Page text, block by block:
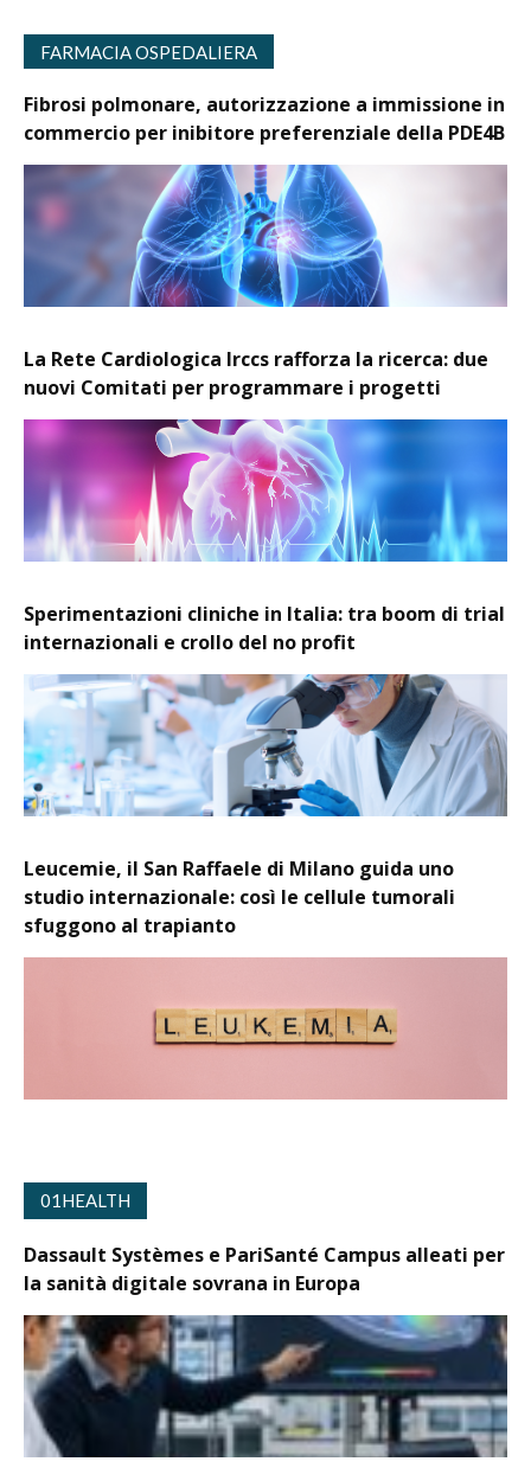
FARMACIA OSPEDALIERA
Fibrosi polmonare, autorizzazione a immissione in
commercio per inibitore preferenziale della PDE4B
La Rete Cardiologica Irccs rafforza la ricerca: due
nuovi Comitati per programmare i progetti
Sperimentazioni cliniche in Italia: tra boom di trial
internazionali e crollo del no profit
Leucemie, il San Raffaele di Milano guida uno
studio internazionale: così le cellule tumorali
sfuggono al trapianto
01HEALTH
Dassault Systèmes e PariSanté Campus alleati per
la sanità digitale sovrana in Europa